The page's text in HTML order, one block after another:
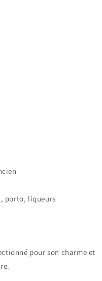
porto, liqueurs
pour son charme et